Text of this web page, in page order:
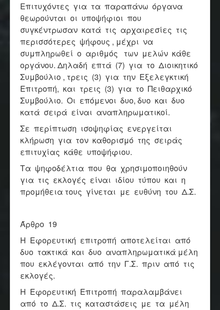
Επιτυχόντες για τα παραπάνω όργανα
θεωρούνται οι υποψήφιοι που
συγκέντρωσαν κατά τις αρχαιρεσίες τις
περισσότερες ψήφους , μέχρι να
συμπληρωθεί ο αριθμός των μελών κάθε
οργάνου. Δηλαδή επτά (7) για το Διοικητικό
Συμβούλιο , τρεις (3) για την Εξελεγκτική
Επιτροπή, και τρεις (3) για το Πειθαρχικό
Συμβούλιο. Οι επόμενοι δυο, δυο και δυο
κατά σειρά είναι αναπληρωματικοί.
Σε περίπτωση ισοψηφίας ενεργείται
κλήρωση για τον καθορισμό της σειράς
επιτυχίας κάθε υποψήφιου.
Τα ψηφοδέλτια που θα χρησιμοποιηθούν
για τις εκλογές είναι ιδίου τύπου και η
προμήθεια τους γίνεται με ευθύνη του Δ.Σ.
Άρθρο 19
Η Εφορευτική επιτροπή αποτελείται από
δυο τακτικά και δυο αναπληρωματικά μέλη
που εκλέγονται από την Γ.Σ. πριν από τις
εκλογές.
Η Εφορευτική Επιτροπή παραλαμβάνει
από το Δ.Σ. τις καταστάσεις με τα μέλη